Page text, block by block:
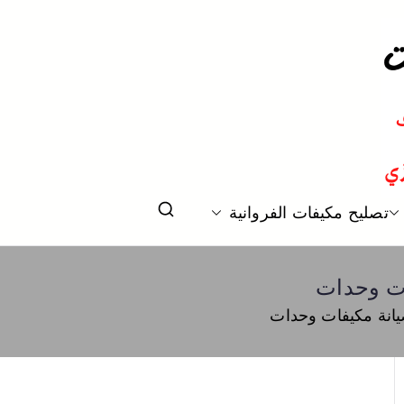
و تكييف مركزي الكويت
تصليح مكيفات الفروانية